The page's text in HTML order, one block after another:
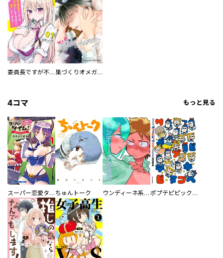
委員長ですが不良になるほど恋してます！ 巣づくりオメガバース
4コマ もっと見る
スーパー恋愛タイム！～現場でドＳな彼女は自宅でデレる～ ちゅんトーク ウンディーネ系彼氏 ポプテピピック SEASON EIGHT